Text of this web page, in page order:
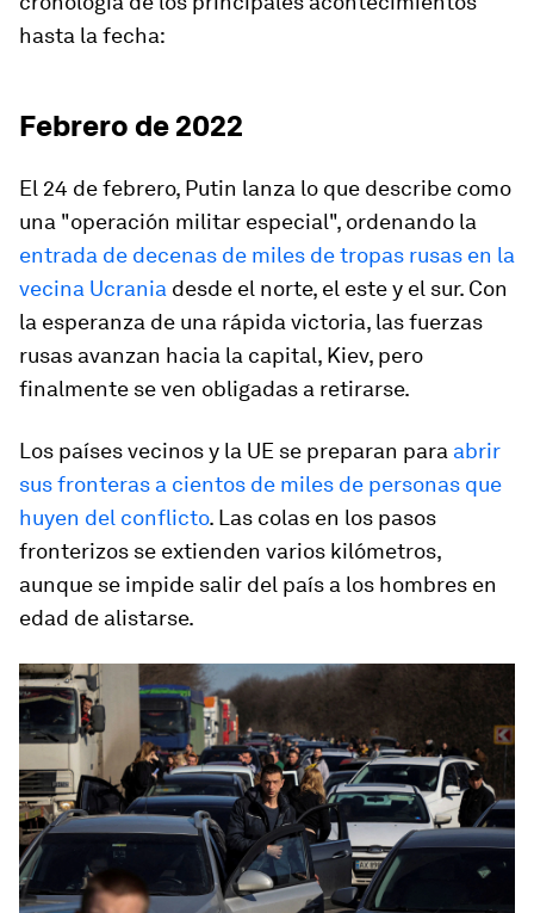
hasta la fecha:
Febrero de 2022
El 24 de febrero, Putin lanza lo que describe como
una "operación militar especial", ordenando la
entrada de decenas de miles de tropas rusas en la
vecina Ucrania desde el norte, el este y el sur. Con
la esperanza de una rápida victoria, las fuerzas
rusas avanzan hacia la capital, Kiev, pero
finalmente se ven obligadas a retirarse.
Los países vecinos y la UE se preparan para abrir
sus fronteras a cientos de miles de personas que
huyen del conflicto. Las colas en los pasos
fronterizos se extienden varios kilómetros,
aunque se impide salir del país a los hombres en
edad de alistarse.